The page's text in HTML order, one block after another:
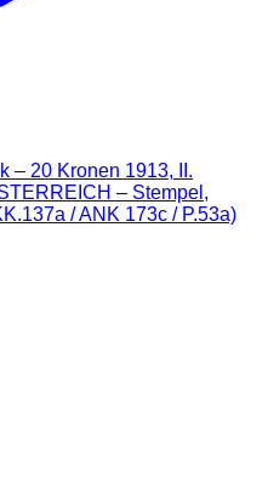
– 20 Kronen 1913, II.
– Stempel,
/ ANK 173c / P.53a)